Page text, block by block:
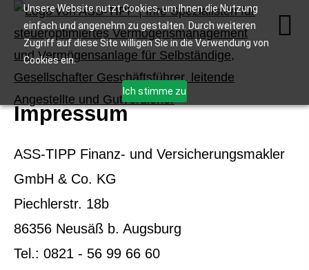
Unsere Website nutzt Cookies, um Ihnen die Nutzung
einfach und angenehm zu gestalten. Durch weiteren
Zugriff auf diese Site willigen Sie in die Verwendung von
Cookies ein.
Ich stimme zu
Impressum
ASS-TIPP Finanz- und Ver­sicherungs­makler
GmbH & Co. KG
Piechlerstr. 18b
86356 Neusäß b. Augsburg
Tel.: 0821 - 56 99 66 60